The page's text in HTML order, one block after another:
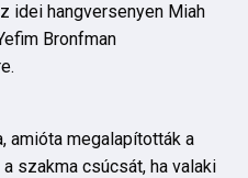
idei hangversenyen Miah
Bronfman
amióta megalapították a
szakma csúcsát, ha valaki